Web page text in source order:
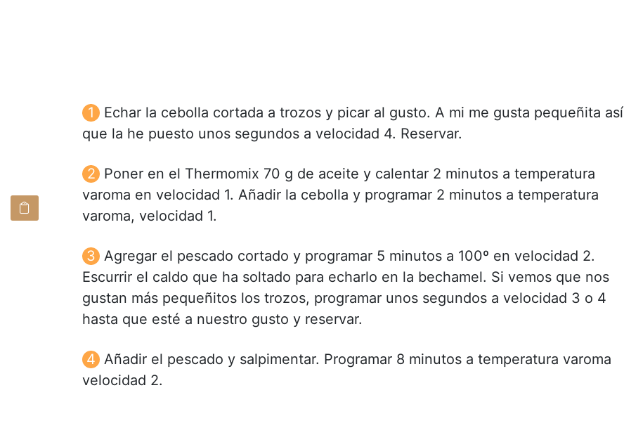
Echar la cebolla cortada a trozos y picar al gusto. A mi me gusta pequeñita así
que la he puesto unos segundos a velocidad 4. Reservar.
Poner en el Thermomix 70 g de aceite y calentar 2 minutos a temperatura
varoma en velocidad 1. Añadir la cebolla y programar 2 minutos a temperatura
varoma, velocidad 1.
Agregar el pescado cortado y programar 5 minutos a 100º en velocidad 2.
Escurrir el caldo que ha soltado para echarlo en la bechamel. Si vemos que nos
gustan más pequeñitos los trozos, programar unos segundos a velocidad 3 o 4
hasta que esté a nuestro gusto y reservar.
Añadir el pescado y salpimentar. Programar 8 minutos a temperatura varoma
velocidad 2.